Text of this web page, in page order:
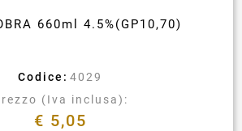
660ml 4.5%(GP10,70)
Codice: 4029
(Iva inclusa):
€ 5,05